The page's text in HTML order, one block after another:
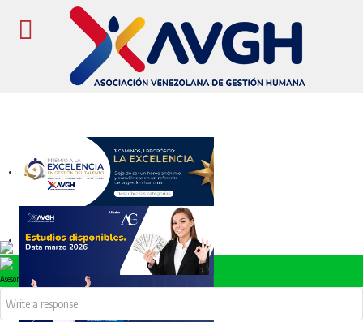
Premio a la Excelencia AVGH
ENCUESTA NACIONAL DE SALARIOS DISPONIBLE A LA
VENTA
Asesor